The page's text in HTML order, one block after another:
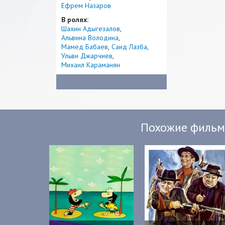
Ефрем Назаров
В ролях:
Шахин Адыгезалов
Альвина Володина
Мамед Бабаев Саид Лазба
Ульви Джарчиев
Михаил Караманян
Похожие